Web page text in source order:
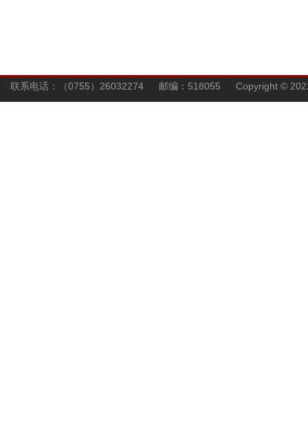
联系电话：（0755）26032274 邮编：518055 Copyright ©